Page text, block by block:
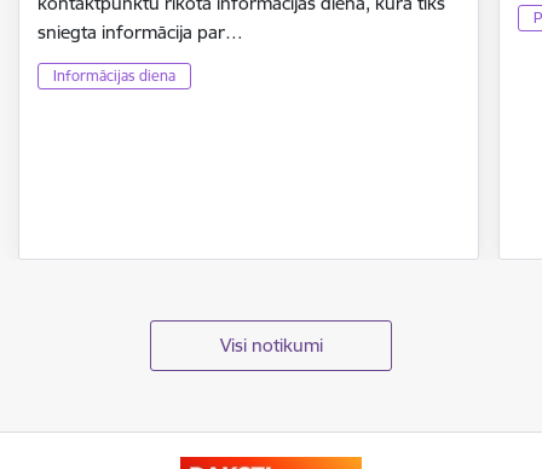
sniegta informācija par…
Informācijas diena
Visi notikumi